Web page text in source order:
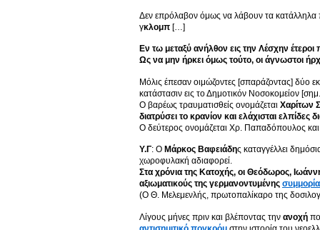
Δεν επρόλαβον όμως να λάβουν τα κατάλληλα
γκλομπ […]
Εν τω μεταξύ ανήλθον εις την Λέσχην
Ως να μην ήρκει όμως τούτο, οι άγνωστοι
Μόλις έπεσαν οιμώζοντες [σπαράζοντας] δύο
κατάστασιν εις το Δημοτικόν Νοσοκομείον
Ο βαρέως τραυματισθείς ονομάζεται Χαρίτων
διατρύσει το κρανίον και ελάχισται
Ο δεύτερος ονομάζεται Χρ. Παπαδόπουλος και
Υ.Γ: Ο Μάρκος Βαφειάδης καταγγέλλει
χωροφυλακή αδιαφορεί.
Στα χρόνια της Κατοχής, οι Θεόδωρος,
αξιωματικούς της γερμανοντυμένης
(Ο Θ. Μελεμενλής, πρωτοπαλίκαρο της
Λίγους μήνες πριν και βλέποντας την ανοχή